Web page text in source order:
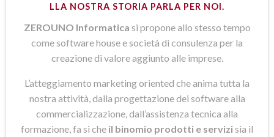
LLA NOSTRA STORIA PARLA PER NOI.
ZEROUNO Informatica si propone allo stesso tempo
come software house e società di consulenza per la
creazione di valore aggiunto alle imprese.
L’atteggiamento marketing oriented che anima tutta la
nostra attività, dalla progettazione dei software alla
commercializzazione, dall’assistenza tecnica alla
formazione, fa si che il binomio prodotti e servizisia il